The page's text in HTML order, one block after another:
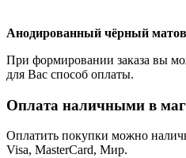
Анодированный чёрный
При формировании заказа вы
для Вас способ оплаты.
Оплата наличными в
Оплатить покупки можно
Visa, MasterCard, Мир.